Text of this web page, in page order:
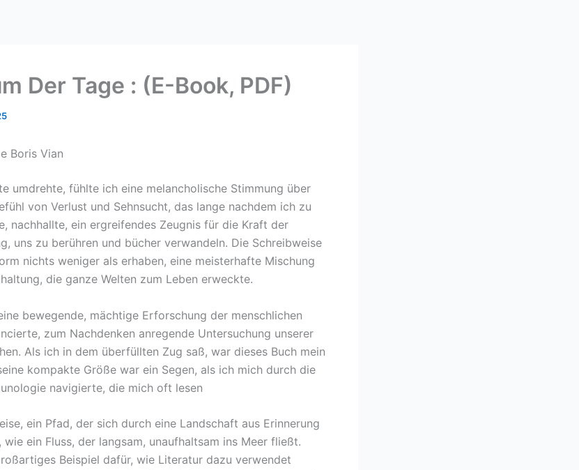
Der Tage : (E-Book, PDF)
Boris Vian
umdrehte, fühlte ich eine melancholische Stimmung über
von Verlust und Sehnsucht, das lange nachdem ich zu
nachhallte, ein ergreifendes Zeugnis für die Kraft der
uns zu berühren und bücher verwandeln. Die Schreibweise
nichts weniger als erhaben, eine meisterhafte Mischung
die ganze Welten zum Leben erweckte.
bewegende, mächtige Erforschung der menschlichen
zum Nachdenken anregende Untersuchung unserer
Als ich in dem überfüllten Zug saß, war dieses Buch mein
kompakte Größe war ein Segen, als ich mich durch die
navigierte, die mich oft lesen
ein Pfad, der sich durch eine Landschaft aus Erinnerung
ein Fluss, der langsam, unaufhaltsam ins Meer fließt.
Beispiel dafür, wie Literatur dazu verwendet